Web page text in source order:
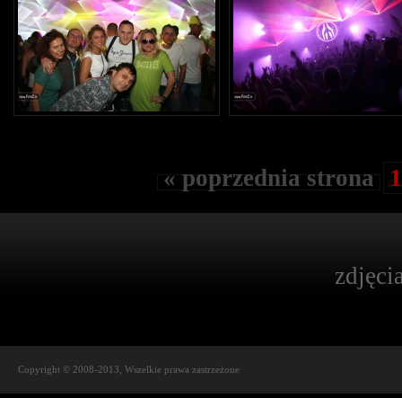
« poprzednia strona 1
Copyright © 2008-2013, Wszelkie prawa zastrzeżone